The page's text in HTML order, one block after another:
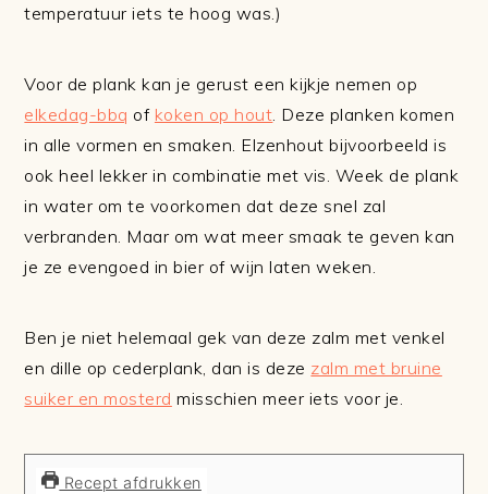
temperatuur iets te hoog was.)
Voor de plank kan je gerust een kijkje nemen op
elkedag-bbq of koken op hout. Deze planken komen
in alle vormen en smaken. Elzenhout bijvoorbeeld is
ook heel lekker in combinatie met vis. Week de plank
in water om te voorkomen dat deze snel zal
verbranden. Maar om wat meer smaak te geven kan
je ze evengoed in bier of wijn laten weken.
Ben je niet helemaal gek van deze zalm met venkel
en dille op cederplank, dan is deze zalm met bruine
suiker en mosterd misschien meer iets voor je.
Recept afdrukken